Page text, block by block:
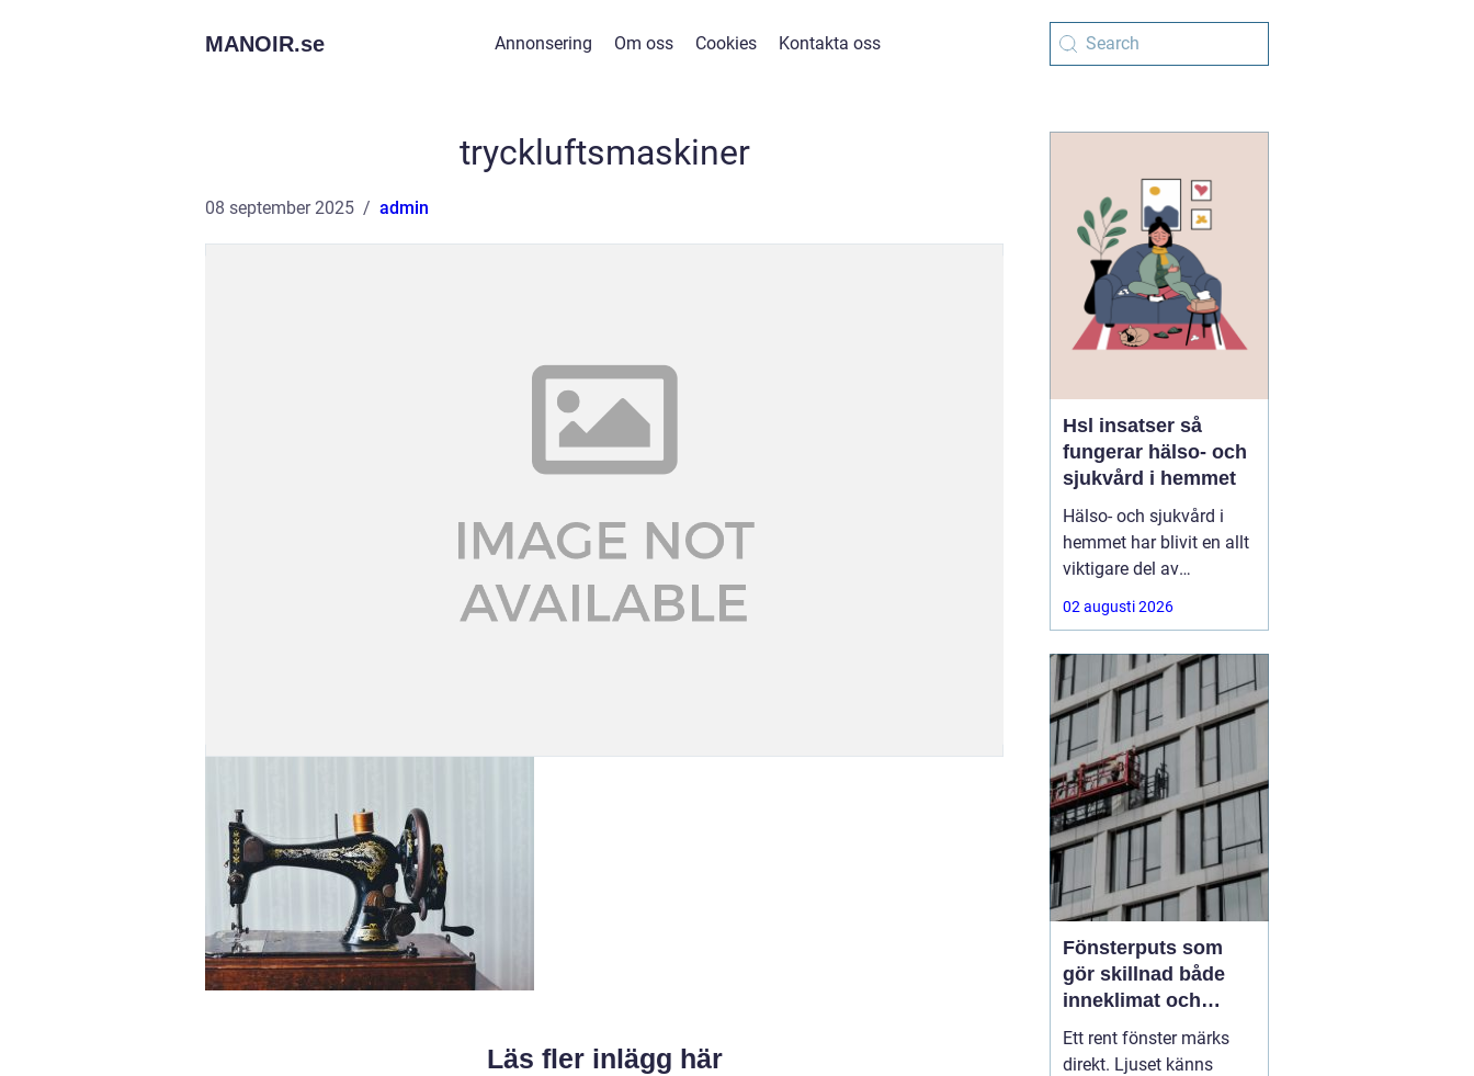
MANOIR.se Annonsering Om oss Cookies Kontakta oss
tryckluftsmaskiner
08 september 2025 admin
Läs fler inlägg här
Hsl insatser så
fungerar hälso- och
sjukvård i hemmet
Hälso- och sjukvård i
hemmet har blivit en allt
viktigare del av
välfärden. Fler lever
längre, fler har komplexa
kunna bo kvar hemma
så länge som möjligt.
Här
spelar HSL insatser
en
02 augusti 2026
Fönsterputs som
gör skillnad både
inneklimat och
utsikt
Ett rent fönster märks
direkt. Ljuset känns